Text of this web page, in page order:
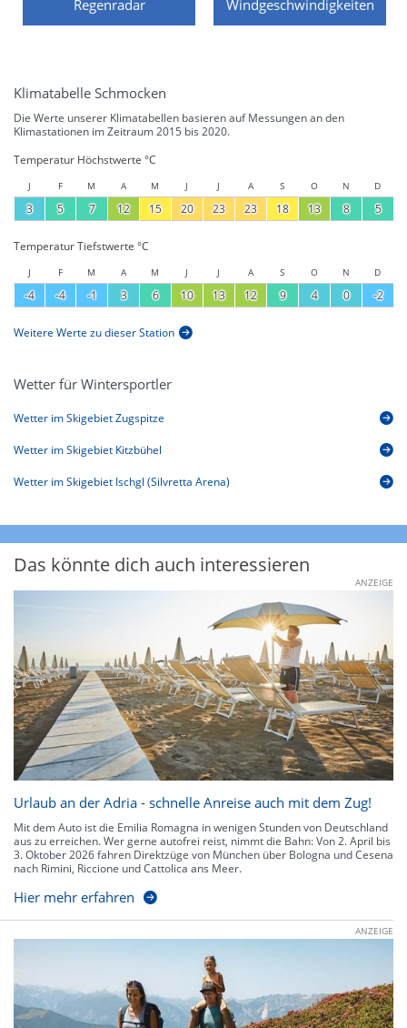
Regenradar Windgeschwindigkeiten
Klimatabelle Schmocken
Die Werte unserer Klimatabellen basieren auf Messungen an den
Klimastationen im Zeitraum 2015 bis 2020.
Temperatur Höchstwerte °C
J F M A M J J A S O N D
3 5 7 12 15 20 23 23 18 13 8 5
Temperatur Tiefstwerte °C
J F M A M J J A S O N D
-4 -4 -1 3 6 10 13 12 9 4 0 -2
Weitere Werte zu dieser Station
Wetter für Wintersportler
Wetter im Skigebiet Zugspitze
Wetter im Skigebiet Kitzbühel
Wetter im Skigebiet Ischgl (Silvretta Arena)
Das könnte dich auch interessieren
ANZEIGE
Urlaub an der Adria - schnelle Anreise auch mit dem Zug!
Mit dem Auto ist die Emilia Romagna in wenigen Stunden von Deutschland
aus zu erreichen. Wer gerne autofrei reist, nimmt die Bahn: Von 2. April bis
3. Oktober 2026 fahren Direktzüge von München über Bologna und Cesena
nach Rimini, Riccione und Cattolica ans Meer.
Hier mehr erfahren
ANZEIGE